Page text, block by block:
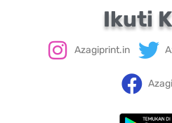
Ikuti
Azagiprint.in